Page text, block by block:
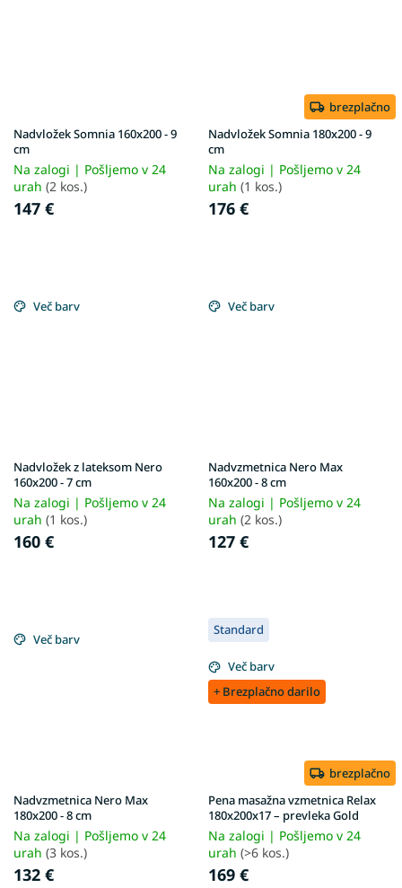
Nadvložek Somnia 160x200 - 9
cm
Na zalogi | Pošljemo v 24
urah (2 kos.)
147 €
brezplačno
Nadvložek Somnia 180x200 - 9
cm
Na zalogi | Pošljemo v 24
urah (1 kos.)
176 €
Več barv
Nadvložek z lateksom Nero
160x200 - 7 cm
Na zalogi | Pošljemo v 24
urah (1 kos.)
160 €
Več barv
Nadvzmetnica Nero Max
160x200 - 8 cm
Na zalogi | Pošljemo v 24
urah (2 kos.)
127 €
Več barv
Nadvzmetnica Nero Max
180x200 - 8 cm
Na zalogi | Pošljemo v 24
urah (3 kos.)
132 €
Standard
Več barv
+ Brezplačno darilo
brezplačno
Pena masažna vzmetnica Relax
180x200x17 – prevleka Gold
Na zalogi | Pošljemo v 24
urah (>6 kos.)
169 €